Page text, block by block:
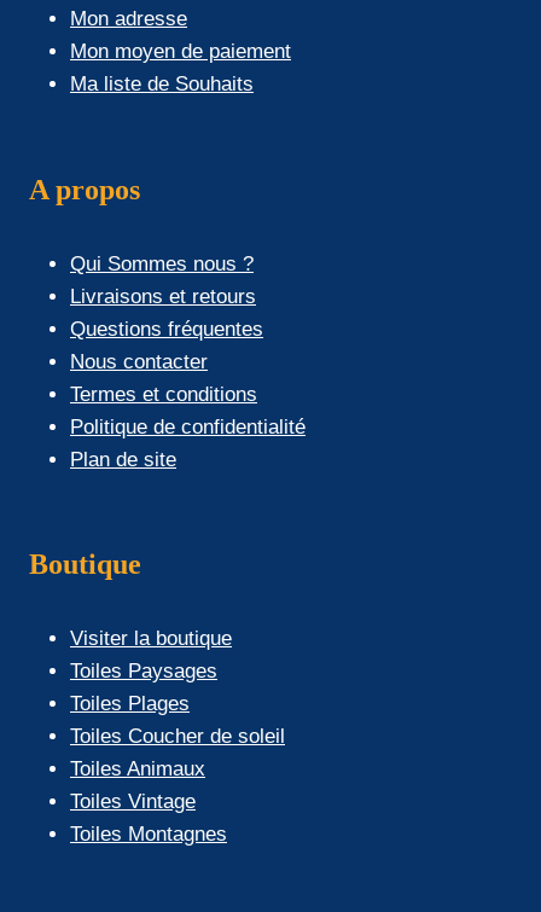
Mon adresse
Mon moyen de paiement
Ma liste de Souhaits
A propos
Qui Sommes nous ?
Livraisons et retours
Questions fréquentes
Nous contacter
Termes et conditions
Politique de confidentialité
Plan de site
Boutique
Visiter la boutique
Toiles Paysages
Toiles Plages
Toiles Coucher de soleil
Toiles Animaux
Toiles Vintage
Toiles Montagnes